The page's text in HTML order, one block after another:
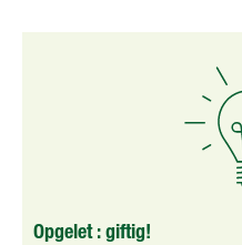
Opgelet : giftig!